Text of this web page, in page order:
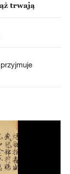
trwają